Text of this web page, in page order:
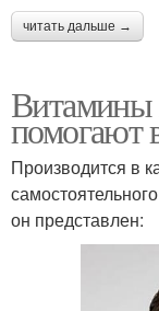
читать дальше →
Витамины
помогают
Производится в
он представлен: